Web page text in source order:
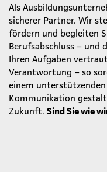
Als
sicherer Partner. Wir
fördern und begleiten
Berufsabschluss – und
Ihren Aufgaben
Verantwortung – so
einem
Kommunikation
Zukunft. Sind Sie wie